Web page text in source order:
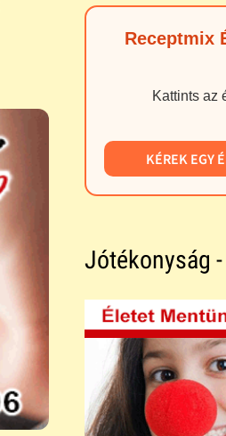
Receptmix
Kattints az
KÉREK EGY
Jótékonyság